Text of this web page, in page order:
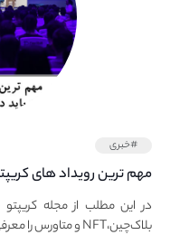
#خبری
معرفی بهترین رویداد های
در این مطلب از مجله کریپتو
بلاک‌چین،NFT و متاورس را معرفی می‌کنیم.